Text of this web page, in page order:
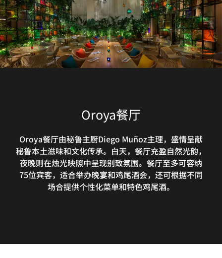
Oroya餐厅
Oroya餐厅由秘鲁主厨Diego Muñoz主理，盛情呈献
秘鲁本土滋味和文化传承。白天，餐厅充盈自然光韵，
夜晚则在烛光映照中呈现别致氛围。餐厅至多可容纳
75位宾客，适合举办晚宴和鸡尾酒会，还可根据不同
场合提供个性化菜单和特色鸡尾酒。